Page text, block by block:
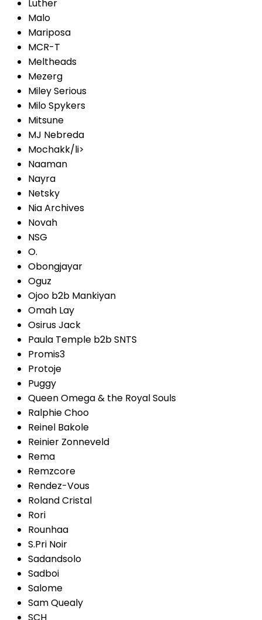
Luther
Malo
Mariposa
MCR-T
Meltheads
Mezerg
Miley Serious
Milo Spykers
Mitsune
MJ Nebreda
Mochakk/li>
Naaman
Nayra
Netsky
Nia Archives
Novah
NSG
O.
Obongjayar
Oguz
Ojoo b2b Mankiyan
Omah Lay
Osirus Jack
Paula Temple b2b SNTS
Promis3
Protoje
Puggy
Queen Omega & the Royal Souls
Ralphie Choo
Reinel Bakole
Reinier Zonneveld
Rema
Remzcore
Rendez-Vous
Roland Cristal
Rori
Rounhaa
S.Pri Noir
Sadandsolo
Sadboi
Salome
Sam Quealy